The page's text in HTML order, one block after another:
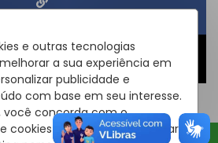
e outras tecnologias
a sua experiência em
publicidade e
com base em seu interesse.
você concorda com o
cookies em seu dispositivo para
Compartilhar